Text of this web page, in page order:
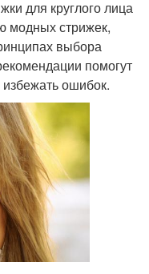
для круглого лица
модных стрижек,
выбора
помогут
ошибок.